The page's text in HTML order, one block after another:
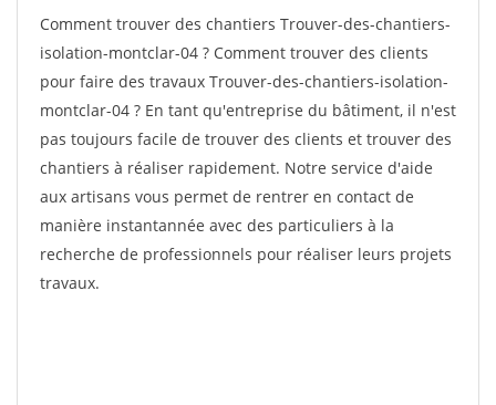
Comment trouver des chantiers Trouver-des-chantiers-
isolation-montclar-04 ? Comment trouver des clients
pour faire des travaux Trouver-des-chantiers-isolation-
montclar-04 ? En tant qu'entreprise du bâtiment, il n'est
pas toujours facile de trouver des clients et trouver des
chantiers à réaliser rapidement. Notre service d'aide
aux artisans vous permet de rentrer en contact de
manière instantannée avec des particuliers à la
recherche de professionnels pour réaliser leurs projets
travaux.